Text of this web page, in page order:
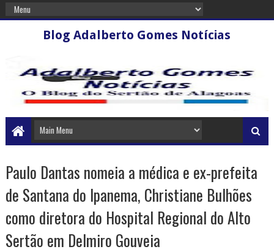
Blog Adalberto Gomes Notícias
Paulo Dantas nomeia a médica e ex-prefeita
de Santana do Ipanema, Christiane Bulhões
como diretora do Hospital Regional do Alto
Sertão em Delmiro Gouveia